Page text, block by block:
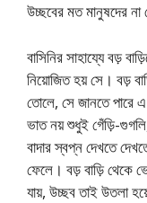
উচ্ছবের মত মানুষদের না
বাসিনির সাহায্যে বড়
নিয়োজিত হয় সে। বড়
তোলে, সে জানতে পারে এ
ভাত নয় শুধুই গেঁড়ি-
বাদার স্বপ্ন দেখতে
ফেলে। বড় বাড়ি থেকে
যায়, উচ্ছব তাই উতলা